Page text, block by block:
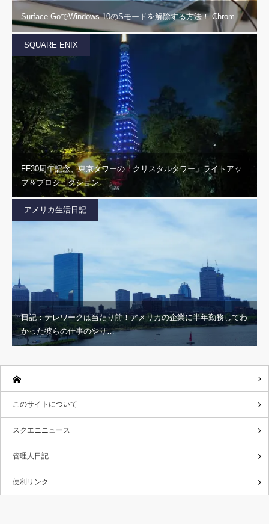
Surface GoでWindows 10のSモードを解除する方法！ Chrom…
SQUARE ENIX
FF30周年記念、東京タワーの「クリスタルタワー」ライトアッ
プ＆プロジェクション…
アメリカ生活日記
日記：テレワークは当たり前！アメリカの企業に半年勤務してわ
かった彼らの仕事のやり…
このサイトについて
スクエニニュース
管理人日記
便利リンク